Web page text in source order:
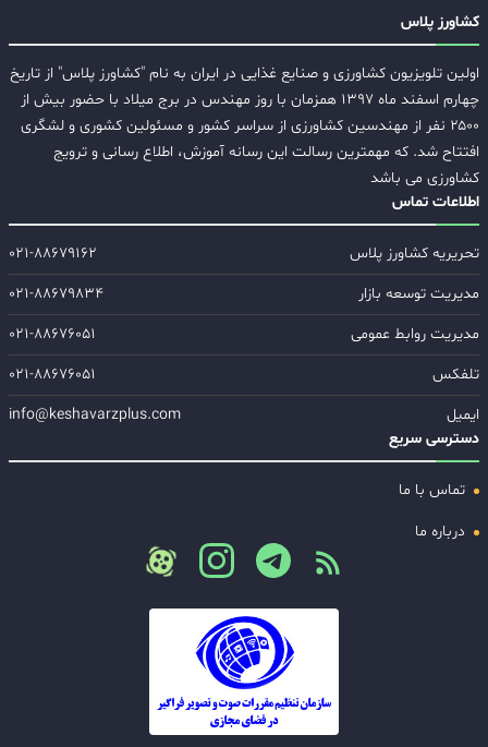
کشاورز پلاس
اولین تلویزیون کشاورزی و صنایع غذایی در ایران به نام "کشاورز پلاس" از تاریخ
چهارم اسفند ماه ۱۳۹۷ همزمان با روز مهندس در برج میلاد با حضور بیش از
۲۵۰۰ نفر از مهندسین کشاورزی از سراسر کشور و مسئولین کشوری و لشگری
افتتاح شد. که مهمترین رسالت این رسانه آموزش، اطلاع رسانی و ترویج
کشاورزی می باشد
اطلاعات تماس
تحریریه کشاورز پلاس
۰۲۱-۸۸۶۷۹۱۶۲
مدیریت توسعه بازار
۰۲۱-۸۸۶۷۹۸۳۴
مدیریت روابط عمومی
۰۲۱-۸۸۶۷۶۰۵۱
تلفکس
۰۲۱-۸۸۶۷۶۰۵۱
ایمیل
info@keshavarzplus.com
دسترسی سریع
تماس با ما
درباره ما